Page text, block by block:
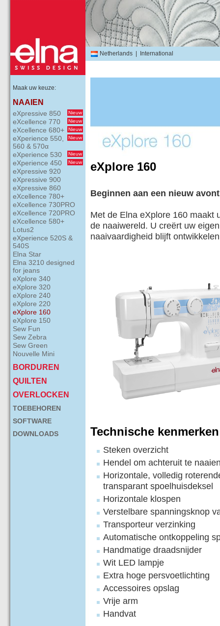
Netherlands International
Maak uw keuze:
NAAIEN
Nieuw
eXpressive 850
Nieuw
eXcellence 770
Nieuw
eXcellence 680+
Nieuw
eXperience 550,
560 & 570α
Nieuw
eXperience 530
Nieuw
eXperience 450
eXpressive 920
eXpressive 900
eXpressive 860
eXcellence 780+
eXcellence 730PRO
eXcellence 720PRO
eXcellence 580+
Lotus2
eXperience 520S &
540S
Elna Star
Elna 3210 designed
for jeans
eXplore 340
eXplore 320
eXplore 240
eXplore 220
eXplore 160
eXplore 150
Sew Fun
Sew Zebra
Sew Green
Nouvelle Mini
BORDUREN
QUILTEN
OVERLOCKEN
TOEBEHOREN
SOFTWARE
DOWNLOADS
eXplore 160
Beginnen aan een nieuw
Met de Elna eXplore 160 maakt
de naaiwereld. U creërt uw
naaivaardigheid blijft ontwikkelen
Technische kenmerken
Steken overzicht
Hendel om achteruit te
Horizontale, volledig
transparant spoelhuisdeksel
Horizontale klospen
Verstelbare spanningsknop
Transporteur verzinking
Automatische ontkoppeling
Handmatige draadsnijder
Wit LED lampje
Extra hoge persvoetlichting
Accessoires opslag
Vrije arm
Handvat